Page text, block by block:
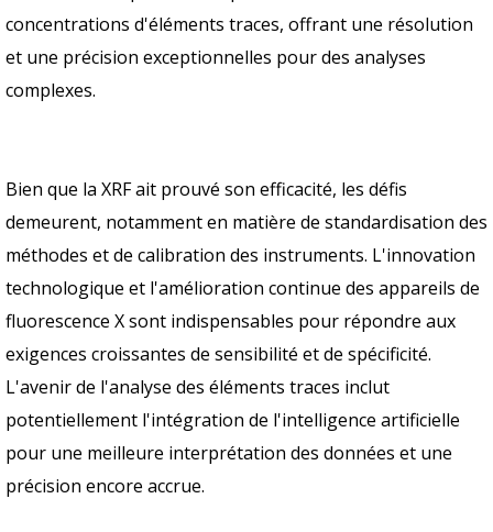
concentrations d'éléments traces, offrant une résolution
et une précision exceptionnelles pour des analyses
complexes.
Bien que la XRF ait prouvé son efficacité, les défis
demeurent, notamment en matière de standardisation des
méthodes et de calibration des instruments. L'innovation
technologique et l'amélioration continue des appareils de
fluorescence X sont indispensables pour répondre aux
exigences croissantes de sensibilité et de spécificité.
L'avenir de l'analyse des éléments traces inclut
potentiellement l'intégration de l'intelligence artificielle
pour une meilleure interprétation des données et une
précision encore accrue.